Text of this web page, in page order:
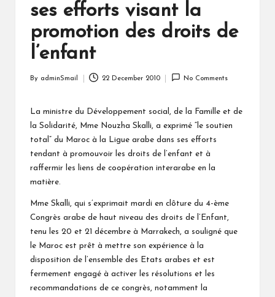
ses efforts visant la
promotion des droits de
l’enfant
By adminSmail 22 December 2010 No Comments
La ministre du Développement social, de la Famille et de
la Solidarité, Mme Nouzha Skalli, a exprimé “le soutien
total” du Maroc à la Ligue arabe dans ses efforts
tendant à promouvoir les droits de l’enfant et à
raffermir les liens de coopération interarabe en la
matière.
Mme Skalli, qui s’exprimait mardi en clôture du 4-ème
Congrès arabe de haut niveau des droits de l’Enfant,
tenu les 20 et 21 décembre à Marrakech, a souligné que
le Maroc est prêt à mettre son expérience à la
disposition de l’ensemble des Etats arabes et est
fermement engagé à activer les résolutions et les
recommandations de ce congrès, notamment la